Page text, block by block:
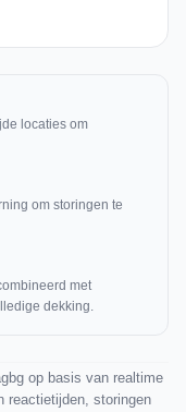
locaties om
om storingen te
met
dekking.
op basis van realtime
reactietijden, storingen